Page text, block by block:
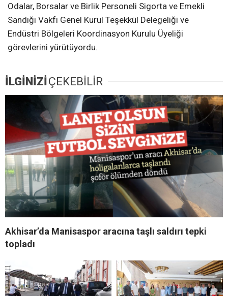
Odalar, Borsalar ve Birlik Personeli Sigorta ve Emekli
Sandığı Vakfı Genel Kurul Teşekkül Delegeliği ve
Endüstri Bölgeleri Koordinasyon Kurulu Üyeliği
görevlerini yürütüyordu.
İLGİNİZİÇEKEBİLİR
Akhisar’da Manisaspor aracına taşlı saldırı tepki
topladı